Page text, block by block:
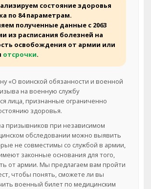
состояние здоровья
по 84 параметрам.
полученные данные с 2063
из расписания болезней на
освобождения от армии или
отсрочки.
«О воинской обязанности и военной
на военную службу
лица, признанные ограниченно
здоровья.
призывников при независимом
обследовании можно выявить
не совместимы со службой в армии,
законные основания для того,
от армии. Мы предлагаем вам пройти
чтобы понять, сможете ли вы
военный билет по медицинским